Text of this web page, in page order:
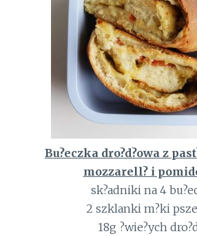
Bu?eczka dro?d?owa z
mozzarell? i
sk?adniki na 4
2 szklanki m?ki
18g ?wie?ych